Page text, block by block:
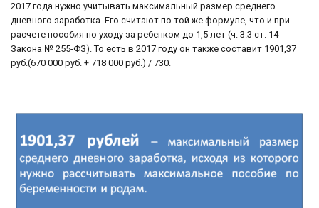
2017 года нужно учитывать максимальный размер среднего
дневного заработка. Его считают по той же формуле, что и при
расчете пособия по уходу за ребенком до 1,5 лет (ч. 3.3 ст. 14
Закона № 255-ФЗ). То есть в 2017 году он также составит 1901,37
руб.(670 000 руб. + 718 000 руб.) / 730.